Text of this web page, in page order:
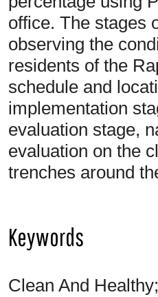
office. The stages
observing the
residents of the
schedule and
implementation
evaluation stage,
evaluation on the
trenches around
Keywords
Clean And